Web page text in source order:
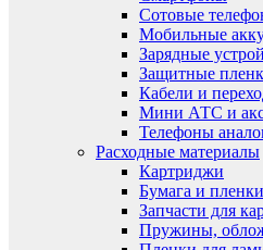
Сотовые
Мобильные
Зарядные
Защитные
Кабели и
Мини АТС и
Телефоны
Расходные материалы
Картриджи
Бумага и пленки
Запчасти для
Пружины,